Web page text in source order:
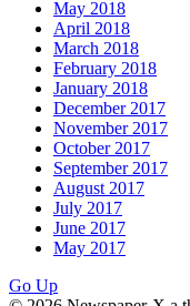
May 2018
April 2018
March 2018
February 2018
January 2018
December 2017
November 2017
October 2017
September 2017
August 2017
July 2017
June 2017
May 2017
Go Up